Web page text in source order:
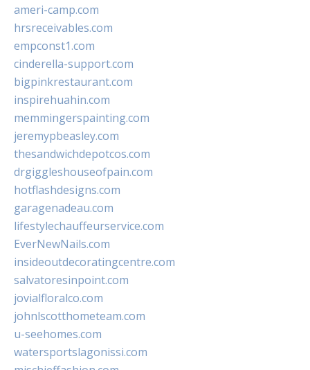
ameri-camp.com
hrsreceivables.com
empconst1.com
cinderella-support.com
bigpinkrestaurant.com
inspirehuahin.com
memmingerspainting.com
jeremypbeasley.com
thesandwichdepotcos.com
drgiggleshouseofpain.com
hotflashdesigns.com
garagenadeau.com
lifestylechauffeurservice.com
EverNewNails.com
insideoutdecoratingcentre.com
salvatoresinpoint.com
jovialfloralco.com
johnlscotthometeam.com
u-seehomes.com
watersportslagonissi.com